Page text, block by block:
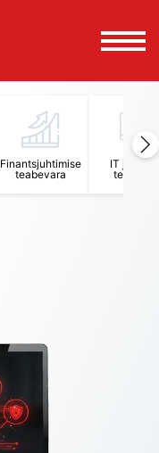
Finantsjuhtimise
teabevara
IT